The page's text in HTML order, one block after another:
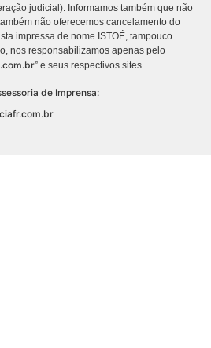
judicial). Informamos também que não
não oferecemos cancelamento do
impressa de nome ISTOÉ, tampouco
nos responsabilizamos apenas pelo
” e seus respectivos sites.
de Imprensa: